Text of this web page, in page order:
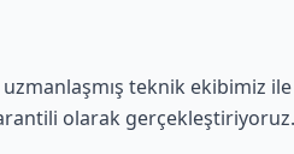
teknik ekibimiz
olarak gerçekleştiriyoruz.